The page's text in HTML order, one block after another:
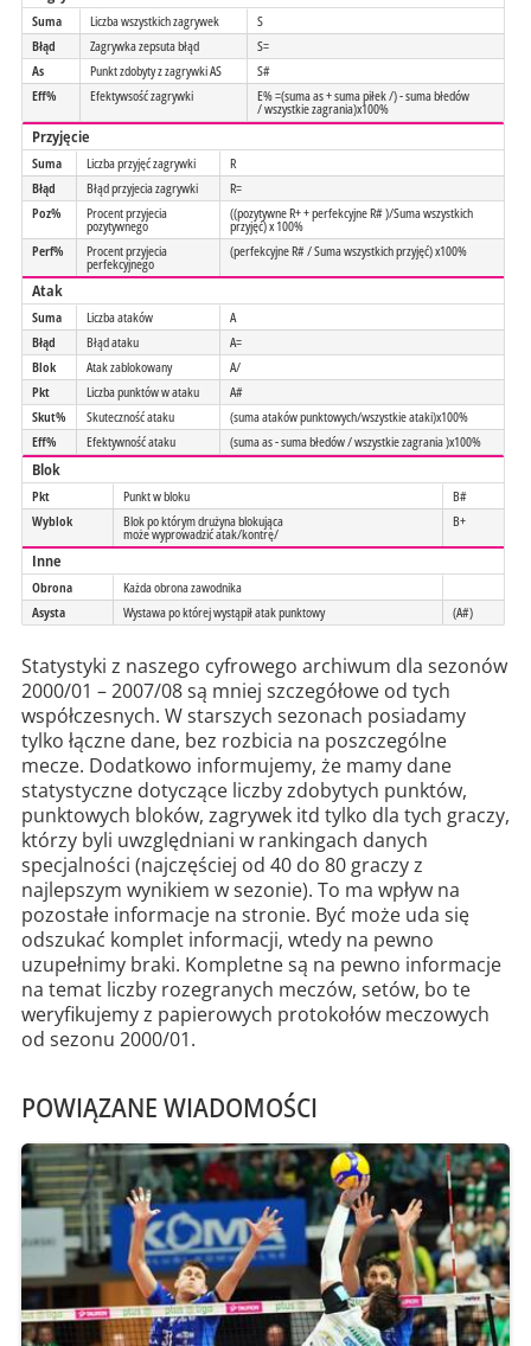
Suma Liczba wszystkich zagrywek
S
Błąd
Zagrywka zepsuta błąd
S=
As
Punkt zdobyty z zagrywki AS
S#
Eff%
Efektywsość zagrywki E% =(suma as + suma piłek /) - suma błedów
/ wszystkie zagrania)x100%
Przyjęcie
Suma Liczba przyjęć zagrywki
R
Błąd
Błąd przyjecia zagrywki
R=
Poz%
Procent przyjecia
pozytywnego
((pozytywne R+ + perfekcyjne R# )/Suma wszystkich
przyjęć) x 100%
Perf%
Procent przyjecia
perfekcyjnego
(perfekcyjne R# / Suma wszystkich przyjęć) x100%
Atak
Suma Liczba ataków
A
Błąd
Błąd ataku
A=
Blok
Atak zablokowany
A/
Pkt
Liczba punktów w ataku
A#
Skut%
Skuteczność ataku
(suma ataków punktowych/wszystkie ataki)x100%
Eff%
Efektywność ataku (suma as - suma błedów / wszystkie zagrania )x100%
Blok
Pkt Punkt w bloku
B#
Wyblok
Blok po którym drużyna blokująca
może wyprowadzić atak/kontrę/
B+
Inne
Obrona
Każda obrona zawodnika
Asysta
Wystawa po której wystąpił atak punktowy (A#)
Statystyki z naszego cyfrowego archiwum dla sezonów
2000/01 – 2007/08 są mniej szczegółowe od tych
współczesnych. W starszych sezonach posiadamy
tylko łączne dane, bez rozbicia na poszczególne
mecze. Dodatkowo informujemy, że mamy dane
statystyczne dotyczące liczby zdobytych punktów,
punktowych bloków, zagrywek itd tylko dla tych graczy,
którzy byli uwzględniani w rankingach danych
specjalności (najczęściej od 40 do 80 graczy z
najlepszym wynikiem w sezonie). To ma wpływ na
pozostałe informacje na stronie. Być może uda się
odszukać komplet informacji, wtedy na pewno
uzupełnimy braki. Kompletne są na pewno informacje
na temat liczby rozegranych meczów, setów, bo te
weryfikujemy z papierowych protokołów meczowych
od sezonu 2000/01.
POWIĄZANE WIADOMOŚCI